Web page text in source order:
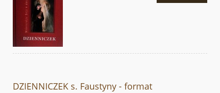
DZIENNICZEK s. Faustyny - format